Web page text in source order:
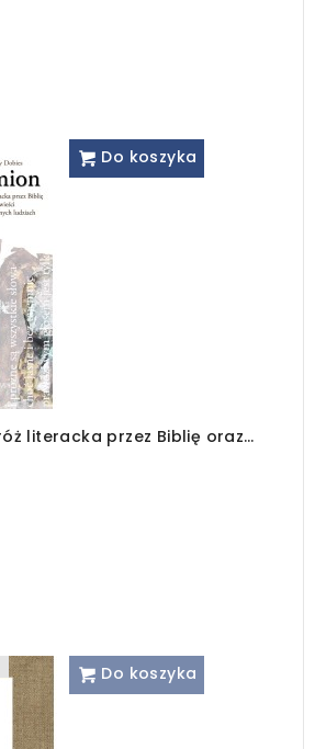
literacka przez Biblię oraz
ludziach
Do koszyka
Do koszyka